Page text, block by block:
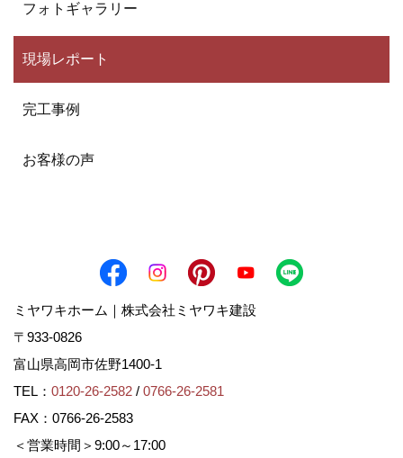
フォトギャラリー
現場レポート
完工事例
お客様の声
ミヤワキホーム｜株式会社ミヤワキ建設
〒933-0826
富山県高岡市佐野1400-1
TEL： 0120-26-2582 / 0766-26-2581
FAX：0766-26-2583
＜営業時間＞9:00～17:00